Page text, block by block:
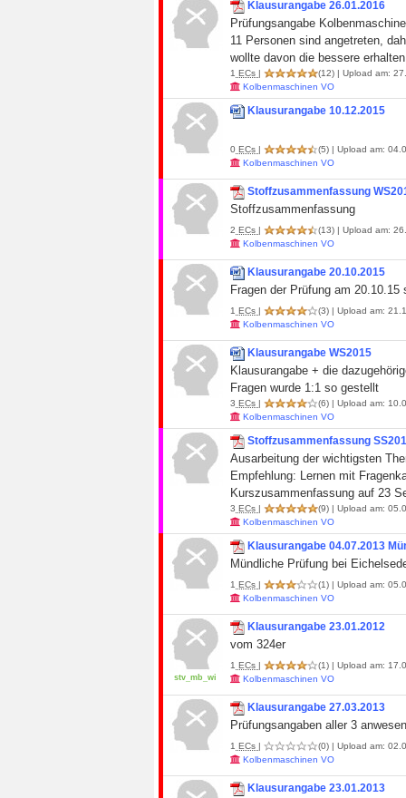
Klausurangabe 26.01.2016
Prüfungsangabe
11 Personen sind angetreten,
wollte davon die bessere
1 ECs | (12) | Upload am:
Kolbenmaschinen VO
Klausurangabe 10.12.2015
0 ECs | (5) | Upload am:
Kolbenmaschinen VO
Stoffzusammenfassung
Stoffzusammenfassung
2 ECs | (13) | Upload am:
Kolbenmaschinen VO
Klausurangabe 20.10.2015
Fragen der Prüfung am
1 ECs | (3) | Upload am:
Kolbenmaschinen VO
Klausurangabe WS2015
Klausurangabe + die
Fragen wurde 1:1 so gestellt
3 ECs | (6) | Upload am:
Kolbenmaschinen VO
Stoffzusammenfassung
Ausarbeitung der wichtigsten
Empfehlung: Lernen mit
Kurszusammenfassung auf 23
3 ECs | (9) | Upload am:
Kolbenmaschinen VO
Klausurangabe 04.07.2013
Mündliche Prüfung bei
1 ECs | (1) | Upload am:
Kolbenmaschinen VO
stv_mb_wi
Klausurangabe 23.01.2012
vom 324er
1 ECs | (1) | Upload am:
Kolbenmaschinen VO
Klausurangabe 27.03.2013
Prüfungsangaben aller 3
1 ECs | (0) | Upload am:
Kolbenmaschinen VO
Klausurangabe 23.01.2013